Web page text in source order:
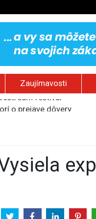
Zaujímavosti
o prejave dôvery